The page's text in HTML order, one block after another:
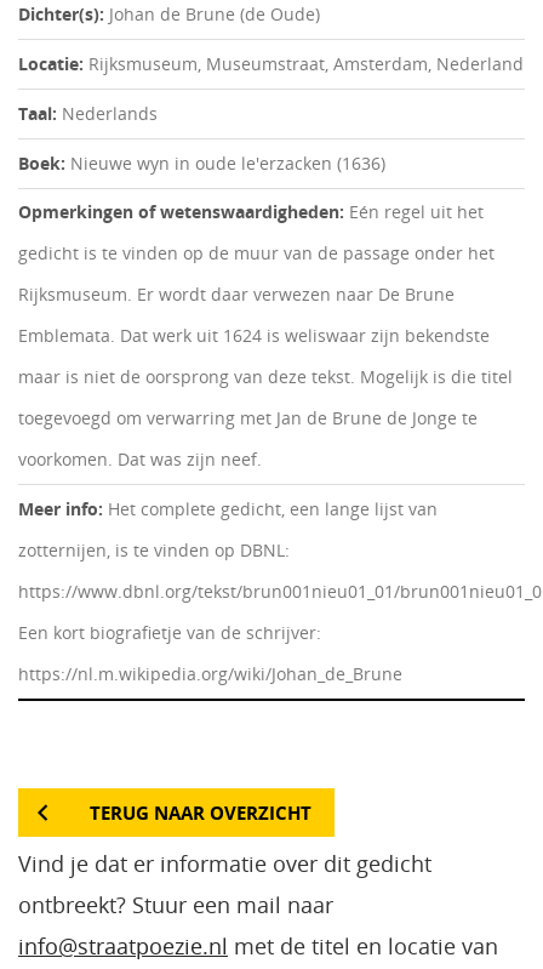
Dichter(s): Johan de Brune (de Oude)
Locatie: Rijksmuseum, Museumstraat, Amsterdam, Nederland
Taal: Nederlands
Boek: Nieuwe wyn in oude le'erzacken (1636)
Opmerkingen of wetenswaardigheden: Eén regel uit het
gedicht is te vinden op de muur van de passage onder het
Rijksmuseum. Er wordt daar verwezen naar De Brune
Emblemata. Dat werk uit 1624 is weliswaar zijn bekendste
maar is niet de oorsprong van deze tekst. Mogelijk is die titel
toegevoegd om verwarring met Jan de Brune de Jonge te
voorkomen. Dat was zijn neef.
Meer info: Het complete gedicht, een lange lijst van
zotternijen, is te vinden op DBNL:
https://www.dbnl.org/tekst/brun001nieu01_01/
Een kort biografietje van de schrijver:
https://nl.m.wikipedia.org/wiki/Johan_de_Brune
TERUG NAAR OVERZICHT
Vind je dat er informatie over dit gedicht
ontbreekt? Stuur een mail naar
info@straatpoezie.nl met de titel en locatie van